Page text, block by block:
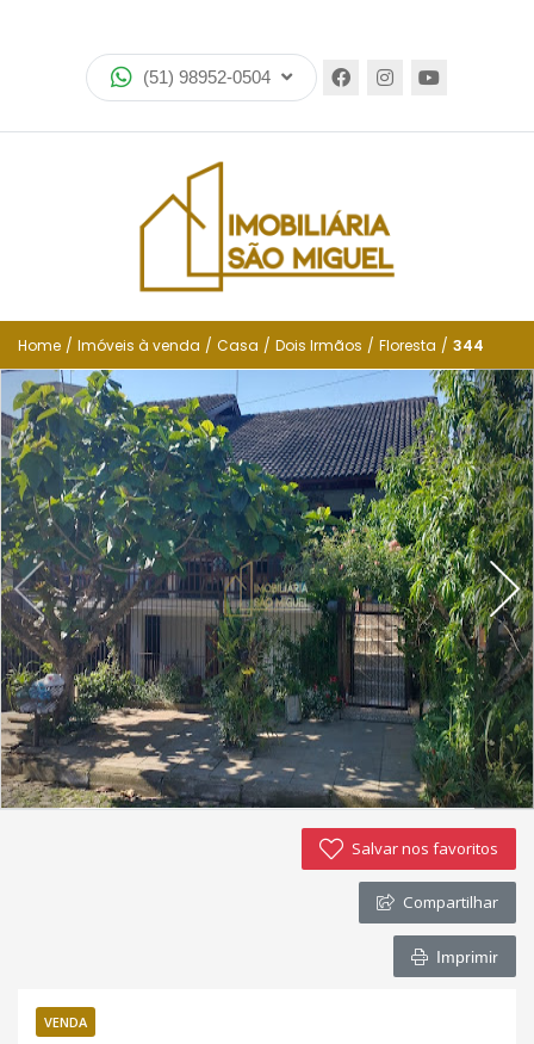
(51) 98952-0504
Imóveis
Encomende seu imóvel
Financiamento
Negocie seu imóvel
Simulador de financiamento
Negocie seu imóvel
Imóveis favoritos
Contato
Home / Imóveis à venda / Casa / Dois Irmãos / Floresta / 344
Salvar nos favoritos
Compartilhar
Imprimir
VENDA